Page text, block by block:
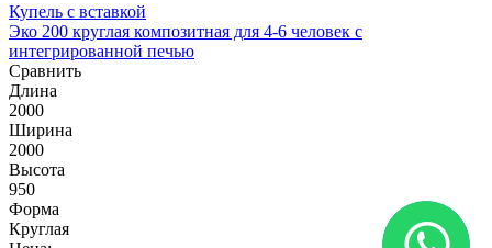
Купель с вставкой
Эко 200 круглая композитная для 4-6 человек с
интегрированной печью
Сравнить
Длина
2000
Ширина
2000
Высота
950
Форма
Круглая